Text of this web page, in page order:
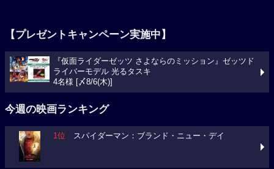
【プレゼントキャンペーン実施中】
『仮面ライダーゼッツ さよならのミッション』ゼッツド
ライバーモデル 光るタスキ
4名様 [〆8/6(木)]
今週の映画ランキング
1位 スパイダーマン：ブランド・ニュー・デイ